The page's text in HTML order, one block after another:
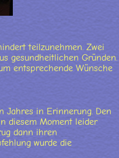
teilzunehmen. Zwei
gesundheitlichen Gründen.
entsprechende Wünsche
Jahres in Erinnerung. Den
diesem Moment leider
dann ihren
wurde die